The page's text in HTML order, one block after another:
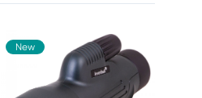
New